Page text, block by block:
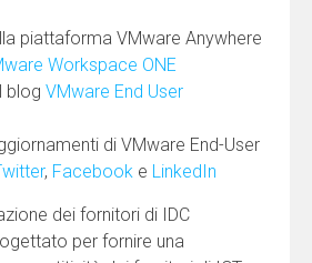
piattaforma VMware Anywhere
Workspace ONE
blog VMware End User
di VMware End-User
, Facebook e LinkedIn
dei fornitori di IDC
per fornire una